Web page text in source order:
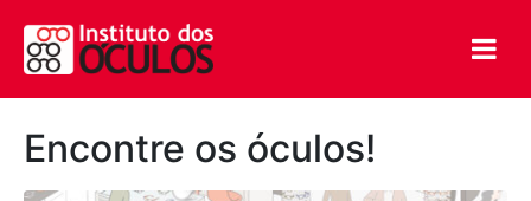
Encontre os óculos!